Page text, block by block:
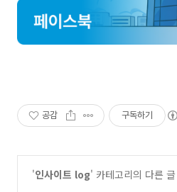
공감 구독하기
'인사이트 log' 카테고리의 다른 글